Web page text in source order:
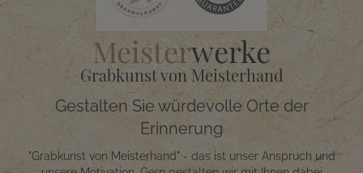
Meisterwerke
Grabkunst von Meisterhand
Gestalten Sie würdevolle Orte der
Erinnerung
"Grabkunst von Meisterhand" - das ist unser Anspruch und